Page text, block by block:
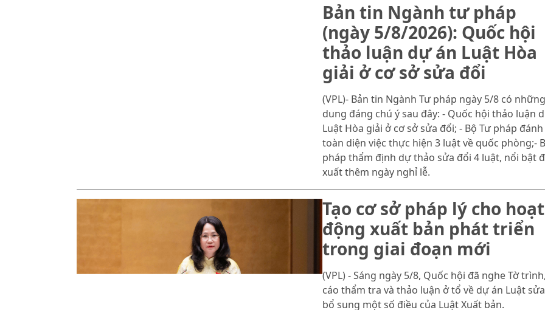
Bản tin Ngành tư pháp
(ngày 5/8/2026): Quốc hội
thảo luận dự án Luật Hòa
giải ở cơ sở sửa đổi
(VPL)- Bản tin Ngành Tư pháp ngày 5/8 có
dung đáng chú ý sau đây: - Quốc hội thảo luận
Luật Hòa giải ở cơ sở sửa đổi; - Bộ Tư pháp
toàn diện việc thực hiện 3 luật về quốc phòng;-
pháp thẩm định dự thảo sửa đổi 4 luật, nổi bật
xuất thêm ngày nghỉ lễ.
Tạo cơ sở pháp lý cho hoạt
động xuất bản phát triển
trong giai đoạn mới
(VPL) - Sáng ngày 5/8, Quốc hội đã nghe Tờ
cáo thẩm tra và thảo luận ở tổ về dự án Luật
bổ sung một số điều của Luật Xuất bản.